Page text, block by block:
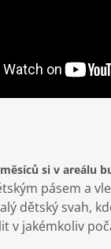
si v areálu
pásem a
dětský svah,
v jakémkoliv